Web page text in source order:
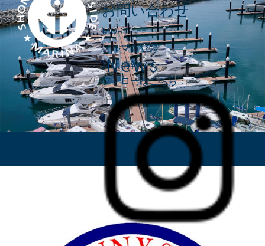
お問い合わせ
MORE
メルマガ登録
採用情報
フォローはこちら：
News